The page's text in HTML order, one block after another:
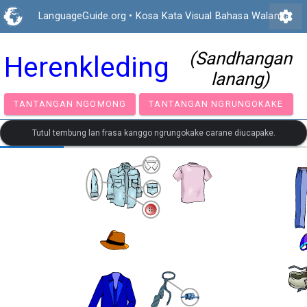
LanguageGuide.org • Kosa Kata Visual Bahasa Walanda
settings
Herenkleding
(Sandhangan
lanang)
TANTANGAN NGOMONG TANTANGAN
Tutul tembung lan frasa kanggo ngrungokake carane diucapake.